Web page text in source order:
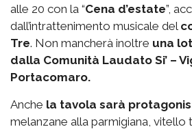
alle 20 con la “Cena d’estate”,
dall’intrattenimento musicale del
Tre. Non mancherà inoltre una
dalla Comunità Laudato Si’ –
Portacomaro.
Anche la tavola sarà
melanzane alla parmigiana, vitello